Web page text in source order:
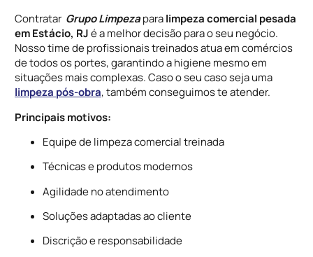
Contratar Grupo Limpezaparalimpeza comercial pesada
em Estácio, RJé a melhor decisão para o seu negócio.
Nosso time de profissionais treinados atua em comércios
de todos os portes, garantindo a higiene mesmo em
situações mais complexas. Caso o seu caso seja uma
limpeza pós-obra, também conseguimos te atender.
Principais motivos:
Equipe de limpeza comercial treinada
Técnicas e produtos modernos
Agilidade no atendimento
Soluções adaptadas ao cliente
Discrição e responsabilidade